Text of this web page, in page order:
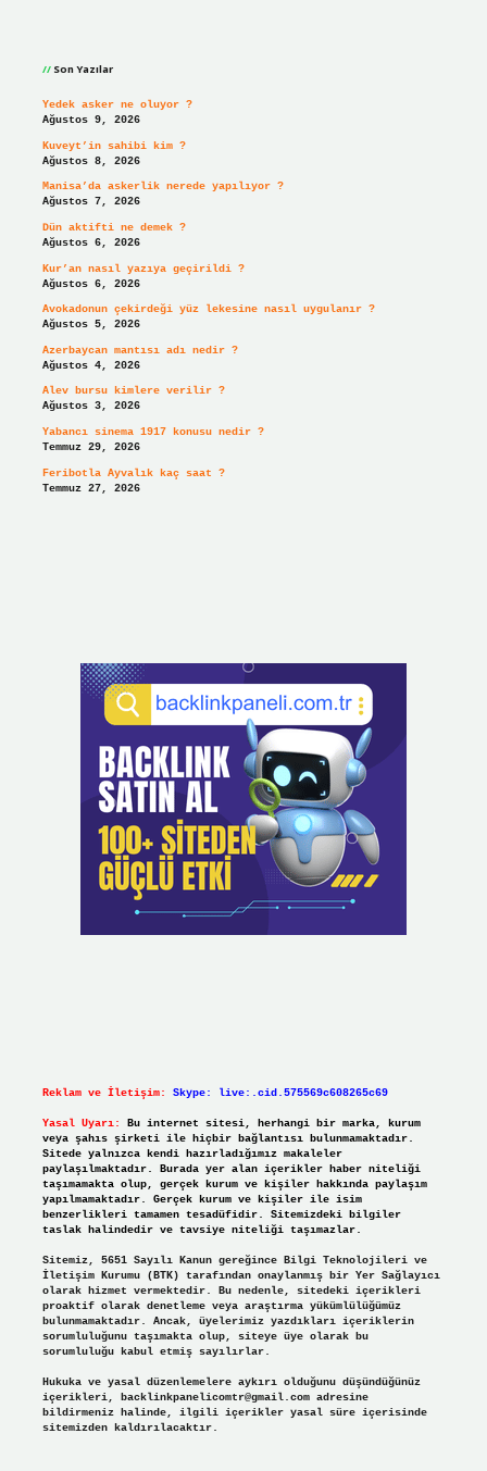
Son Yazılar
Yedek asker ne oluyor ?
Ağustos 9, 2026
Kuveyt’in sahibi kim ?
Ağustos 8, 2026
Manisa’da askerlik nerede yapılıyor ?
Ağustos 7, 2026
Dün aktifti ne demek ?
Ağustos 6, 2026
Kur’an nasıl yazıya geçirildi ?
Ağustos 6, 2026
Avokadonun çekirdeği yüz lekesine nasıl uygulanır ?
Ağustos 5, 2026
Azerbaycan mantısı adı nedir ?
Ağustos 4, 2026
Alev bursu kimlere verilir ?
Ağustos 3, 2026
Yabancı sinema 1917 konusu nedir ?
Temmuz 29, 2026
Feribotla Ayvalık kaç saat ?
Temmuz 27, 2026
Reklam ve İletişim: Skype: live:.cid.575569c608265c69
Yasal Uyarı:
Bu internet sitesi, herhangi bir marka, kurum
veya şahıs şirketi ile hiçbir bağlantısı bulunmamaktadır.
Sitede yalnızca kendi hazırladığımız makaleler
paylaşılmaktadır. Burada yer alan içerikler haber niteliği
taşımamakta olup, gerçek kurum ve kişiler hakkında paylaşım
yapılmamaktadır. Gerçek kurum ve kişiler ile isim
benzerlikleri tamamen tesadüfidir. Sitemizdeki bilgiler
taslak halindedir ve tavsiye niteliği taşımazlar.
Sitemiz, 5651 Sayılı Kanun gereğince Bilgi Teknolojileri ve
İletişim Kurumu (BTK) tarafından onaylanmış bir Yer Sağlayıcı
olarak hizmet vermektedir. Bu nedenle, sitedeki içerikleri
proaktif olarak denetleme veya araştırma yükümlülüğümüz
bulunmamaktadır. Ancak, üyelerimiz yazdıkları içeriklerin
sorumluluğunu taşımakta olup, siteye üye olarak bu
sorumluluğu kabul etmiş sayılırlar.
Hukuka ve yasal düzenlemelere aykırı olduğunu düşündüğünüz
içerikleri, backlinkpanelicomtr@gmail.comadresine
bildirmeniz halinde, ilgili içerikler yasal süre içerisinde
sitemizden kaldırılacaktır.